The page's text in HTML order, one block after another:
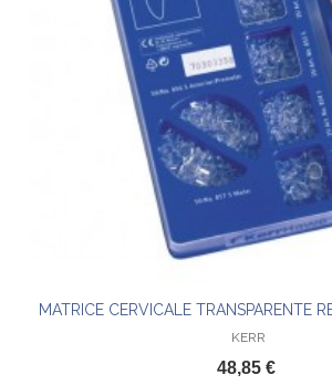
MATRICE CERVICALE TRANSPARENTE
KERR
48,85 €